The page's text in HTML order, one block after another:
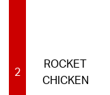
2
ROCKET
CHICKEN